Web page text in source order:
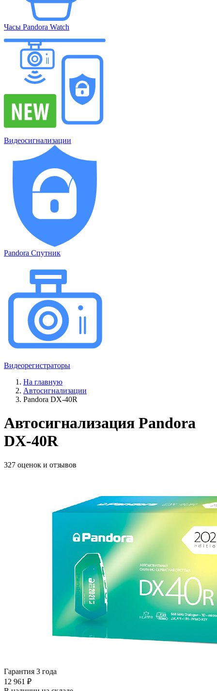
Часы Pandora Watch
Видеосигнализации
Pandora Спутник
Видеорегистраторы
На главную
Автосигнализации
Pandora DX-40R
Автосигнализация Pandora
DX-40R
327 оценок и отзывов
Гарантия 3 года
12 961 ₽